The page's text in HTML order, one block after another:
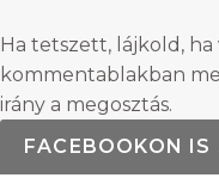
Ha tetszett, lájkold,
kommentablakban
irány a megosztás.
FACEBOOKON IS